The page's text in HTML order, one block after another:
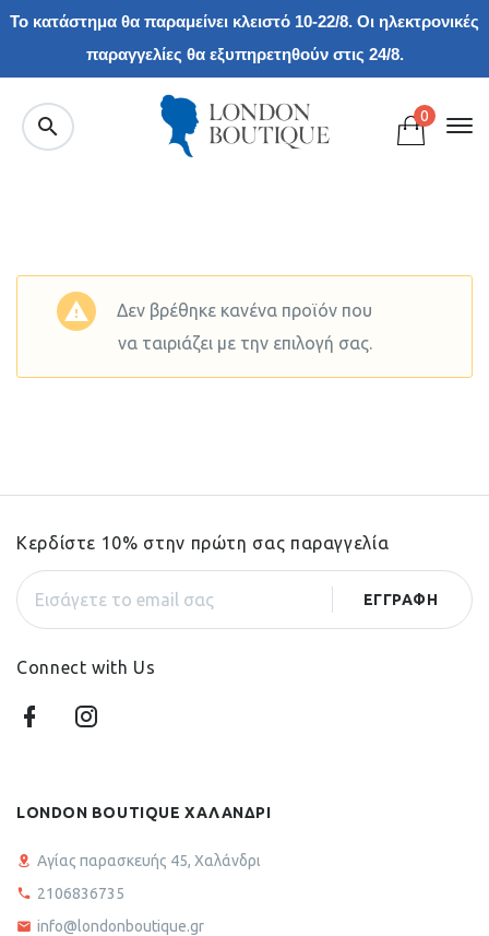
Το κατάστημα θα παραμείνει κλειστό 10-22/8. Οι ηλεκτρονικές
παραγγελίες θα εξυπηρετηθούν στις 24/8.
0
Δεν βρέθηκε κανένα προϊόν που
να ταιριάζει με την επιλογή σας.
Κερδίστε 10% στην πρώτη σας παραγγελία
Connect with Us
LONDON BOUTIQUE ΧΑΛΑΝΔΡΙ
Αγίας παρασκευής 45, Χαλάνδρι
2106836735
info@londonboutique.gr